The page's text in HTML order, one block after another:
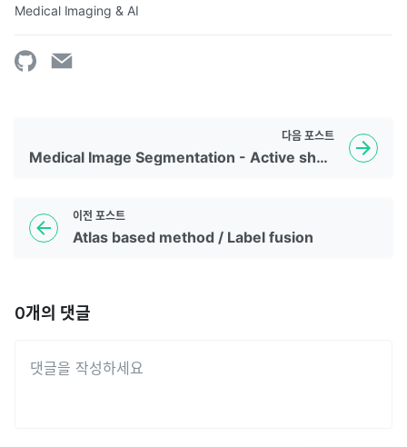
Medical Imaging & AI
이전 포스트
Atlas based method / Label fusion
다음 포스트
Medical Image Segmentation - Active shape model
0개의 댓글